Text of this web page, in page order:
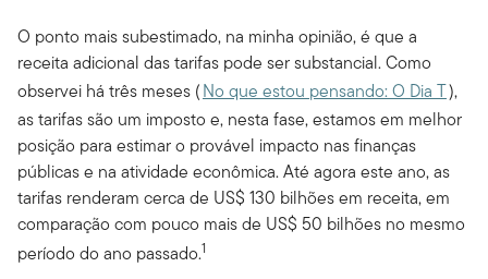
O ponto mais subestimado, na minha opinião, é que a
receita adicional das tarifas pode ser substancial. Como
observei há três meses (No que estou pensando: O Dia T),
as tarifas são um imposto e, nesta fase, estamos em melhor
posição para estimar o provável impacto nas finanças
públicas e na atividade econômica. Até agora este ano, as
tarifas renderam cerca de US$ 130 bilhões em receita, em
comparação com pouco mais de US$ 50 bilhões no mesmo
período do ano passado.1